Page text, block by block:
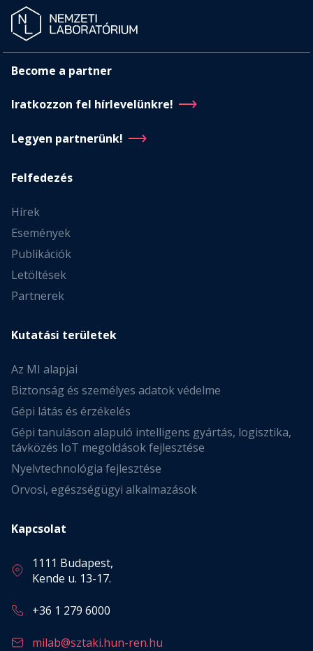
Become a partner
Iratkozzon fel hírlevelünkre!
Legyen partnerünk!
Felfedezés
Hírek
Események
Publikációk
Letöltések
Partnerek
Kutatási területek
Az MI alapjai
Biztonság és személyes adatok védelme
Gépi látás és érzékelés
Gépi tanuláson alapuló intelligens gyártás, logisztika,
távközés IoT megoldások fejlesztése
Nyelvtechnológia fejlesztése
Orvosi, egészségügyi alkalmazások
Kapcsolat
1111 Budapest,
Kende u. 13-17.
+36 1 279 6000
milab@sztaki.hun-ren.hu